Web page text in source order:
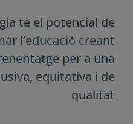
interès i desafiant els
aprendre més.
amb sistemes
rebre bonfeedback i
i personalitzada.